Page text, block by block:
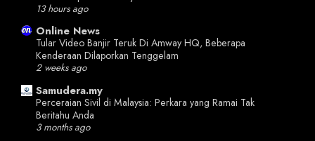
13 hours ago
Online News
Tular Video Banjir Teruk Di Amway HQ, Beberapa
Kenderaan Dilaporkan Tenggelam
2 weeks ago
Samudera.my
Perceraian Sivil di Malaysia: Perkara yang Ramai Tak
Beritahu Anda
3 months ago